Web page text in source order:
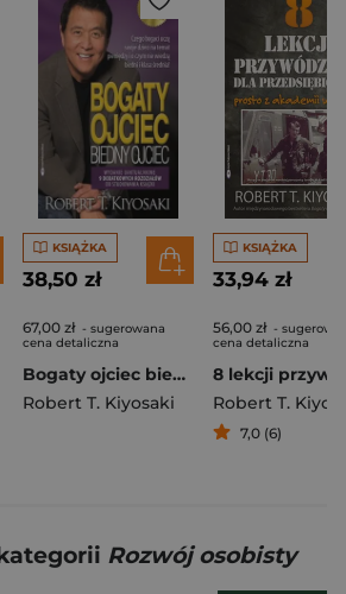
KSIĄŻKA
38,50 zł
67,00 zł - sugerowana
cena detaliczna
Bogaty ojciec biedny ojciec czego bogaci uczą swoje dzieci na temat pieniędzy i o czym nie wiedzą biedni i klasa średnia
Robert T. Kiyosaki
KSIĄŻKA
33,94 zł
56,00 zł -
cena detaliczna
Robert T.
7,0 (6)
Rozwój osobisty